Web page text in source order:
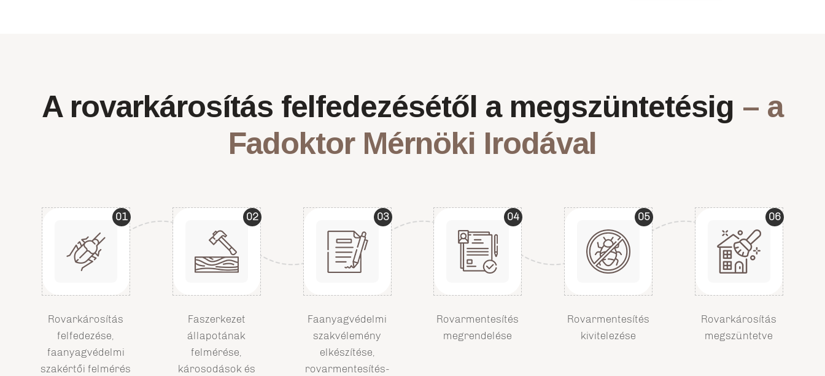
A rovarkárosítás felfedezésétől a megszüntetésig – a
Fadoktor Mérnöki Irodával
01
Rovarkárosítás
felfedezése,
faanyagvédelmi
szakértői felmérés
02
Faszerkezet
állapotának
felmérése,
károsodások és
03
Faanyagvédelmi
szakvélemény
elkészítése,
rovarmentesítés-
04
Rovarmentesítés
megrendelése
05
Rovarmentesítés
kivitelezése
06
Rovarkárosítás
megszüntetve